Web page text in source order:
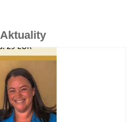
Aktuality